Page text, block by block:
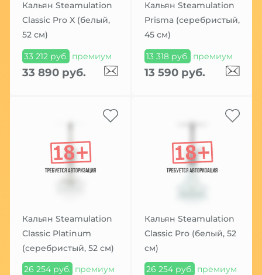
Кальян Steamulation
Classic Pro X (белый,
52 см)
33 212 руб. премиум
33 890 руб.
Кальян Steamulation
Prisma (серебристый,
45 см)
13 318 руб. премиум
13 590 руб.
Кальян Steamulation
Classic Platinum
(серебристый, 52 см)
26 254 руб. премиум
Кальян Steamulation
Classic Pro (белый, 52
см)
26 254 руб. премиум